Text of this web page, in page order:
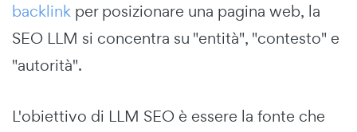
backlink per posizionare una pagina web, la
SEO LLM si concentra su "entità", "contesto" e
"autorità".
L'obiettivo di LLM SEO è essere la fonte che